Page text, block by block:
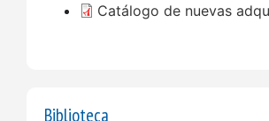
Catálogo de nuevas
Biblioteca